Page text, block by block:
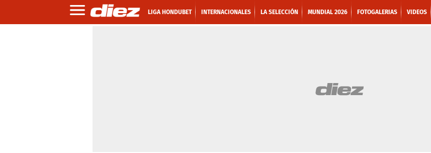
LIGA HONDUBET INTERNACIONALES LA SELECCIÓN MUNDIAL 2026 FOTOGALERIAS VIDEOS